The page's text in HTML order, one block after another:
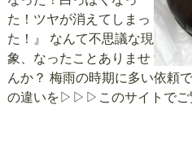
た！ツヤが消えてしまっ
た！』 なんて不思議な現
象、なったことありませ
んか？ 梅雨の時期に多い依頼
の違いを▷▷▷このサイトでご